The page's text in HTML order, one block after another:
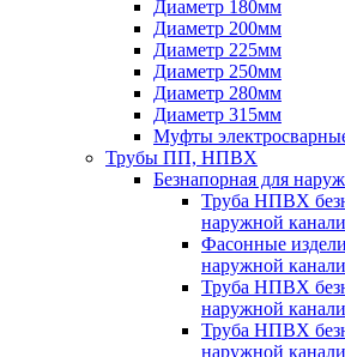
Диаметр 180мм
Диаметр 200мм
Диаметр 225мм
Диаметр 250мм
Диаметр 280мм
Диаметр 315мм
Муфты
Трубы ПП, НПВХ
Безнапорная для
Труба НПВХ
наружной
Фасонные
наружной
Труба НПВХ
наружной
Труба НПВХ
наружной